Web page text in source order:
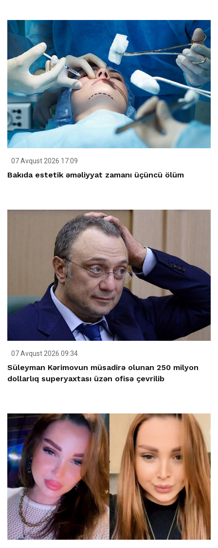
07 Avqust 2026 17:09
Bakıda estetik əməliyyat zamanı üçüncü ölüm
07 Avqust 2026 09:34
Süleyman Kərimovun müsadirə olunan 250 milyon
dollarlıq superyaxtası üzən ofisə çevrilib